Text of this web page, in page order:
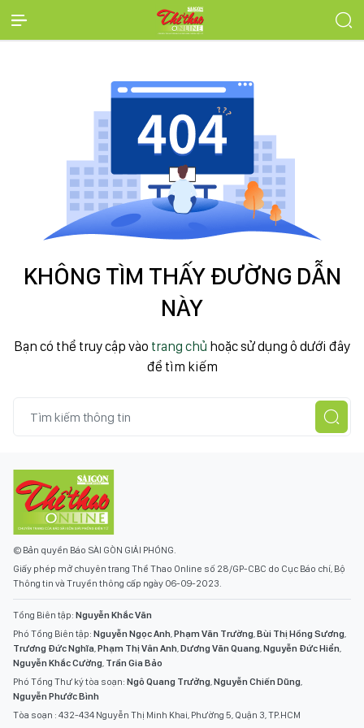
KHÔNG TÌM THẤY ĐƯỜNG DẪN
NÀY
Bạn có thể truy cập vào trang chủ hoặc sử dụng ô dưới đây
để tìm kiếm
© Bản quyền Báo SÀI GÒN GIẢI PHÓNG.
Giấy phép mở chuyên trang Thể Thao Online số 28/GP-CBC do Cục Báo chí, Bộ
Thông tin và Truyền thông cấp ngày 06-09-2023.
Tổng Biên tập: Nguyễn Khắc Văn
Phó Tổng Biên tập: Nguyễn Ngọc Anh,Phạm Văn Trường,Bùi Thị Hồng Sương,
Trương Đức Nghĩa,Phạm Thị Vân Anh,Dương Văn Quang,Nguyễn Đức Hiển,
Nguyễn Khắc Cường, Trần Gia Bảo
Phó Tổng Thư ký tòa soạn: Ngô Quang Trưởng,Nguyễn Chiến Dũng,
Nguyễn Phước Bình
Tòa soạn : 432-434 Nguyễn Thị Minh Khai, Phường 5, Quận 3, TP.HCM